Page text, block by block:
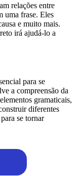
relações entre
uma frase. Eles
e muito mais.
irá ajudá-lo a
para se
a compreensão da
gramaticais,
diferentes
se tornar